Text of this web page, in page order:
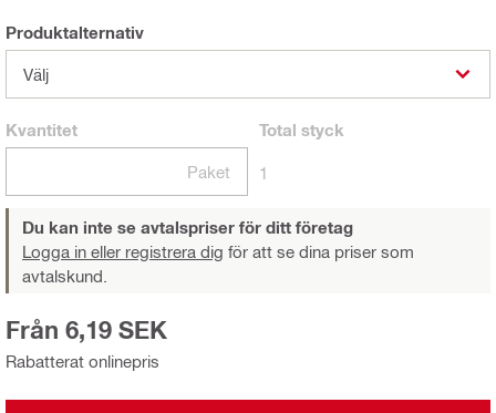
Produktalternativ
Välj
Kvantitet
Paket
Total styck
1
Du kan inte se avtalspriser för ditt företag
Logga in eller registrera dig för att se dina priser som
avtalskund.
Rabatterat onlinepris
Från 6,19 SEK